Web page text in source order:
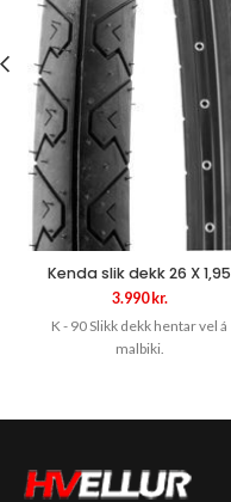
Kenda slik dekk 26 X 1,95
3.990 kr.
K - 90 Slikk dekk hentar vel á
malbiki.